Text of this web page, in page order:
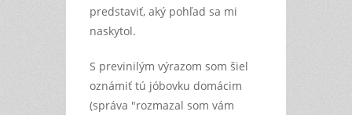
predstaviť, aký pohľad sa mi
naskytol.
S previnilým výrazom som šiel
oznámiť tú jóbovku domácim
(správa "rozmazal som vám